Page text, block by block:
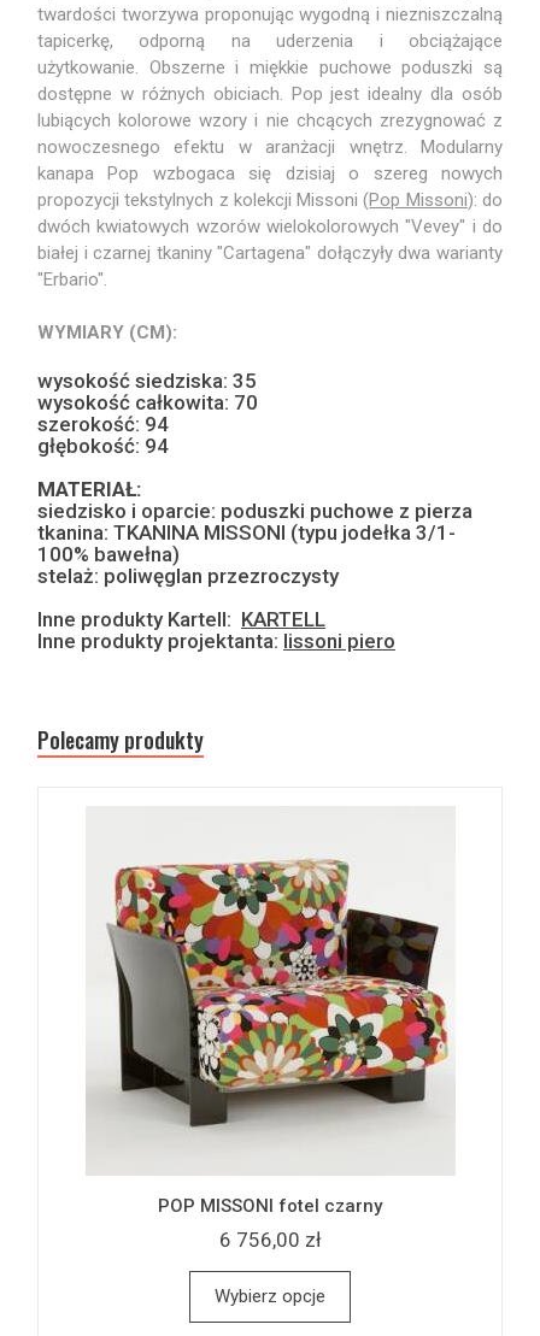
twardości tworzywa proponując wygodną i niezniszczalną
tapicerkę, odporną na uderzenia i obciążające
użytkowanie. Obszerne i miękkie puchowe poduszki są
dostępne w różnych obiciach. Pop jest idealny dla osób
lubiących kolorowe wzory i nie chcących zrezygnować z
nowoczesnego efektu w aranżacji wnętrz. Modularny
kanapa Pop wzbogaca się dzisiaj o szereg nowych
propozycji tekstylnych z kolekcji Missoni (Pop Missoni): do
dwóch kwiatowych wzorów wielokolorowych "Vevey" i do
białej i czarnej tkaniny "Cartagena" dołączyły dwa warianty
"Erbario".
WYMIARY (CM):
wysokość siedziska: 35
wysokość całkowita: 70
szerokość: 94
głębokość: 94
MATERIAŁ:
siedzisko i oparcie: poduszki puchowe z pierza
tkanina: TKANINA MISSONI (typu jodełka 3/1-
100% bawełna)
stelaż: poliwęglan przezroczysty
Inne produkty Kartell: KARTELL
Inne produkty projektanta: lissoni piero
Polecamy produkty
POP MISSONI fotel czarny
6 756,00 zł
Wybierz opcje